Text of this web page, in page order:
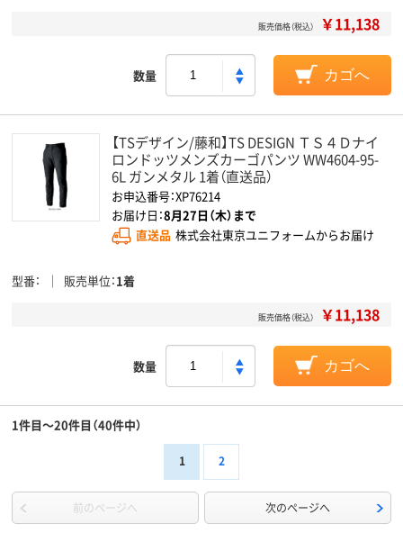
販売価格（税込） ￥11,138
数量 カゴへ
【TSデザイン/藤和】TS DESIGN ＴＳ４Ｄナイ
ロンドッツメンズカーゴパンツ WW4604-95-
6L ガンメタル 1着（直送品）
お申込番号：XP76214
お届け日：8月27日（木）まで
直送品 株式会社東京ユニフォームからお届け
型番 販売単位 1着
販売価格（税込） ￥11,138
数量 カゴへ
1件目～20件目（40件中）
1 2
前のページへ 次のページへ